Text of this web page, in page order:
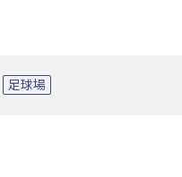
足球場